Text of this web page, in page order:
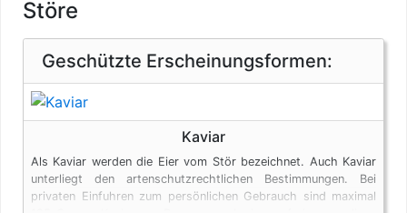
Störe
Geschützte Erscheinungsformen:
Kaviar
Als Kaviar werden die Eier vom Stör bezeichnet. Auch Kaviar
unterliegt den artenschutzrechtlichen Bestimmungen. Bei
privaten Einfuhren zum persönlichen Gebrauch sind maximal